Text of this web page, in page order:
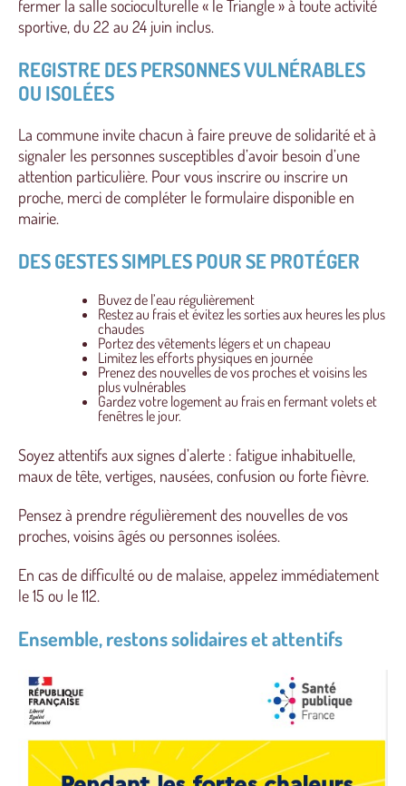
fermer la salle socioculturelle « le Triangle » à toute activité
sportive, du 22 au 24 juin inclus.
REGISTRE DES PERSONNES VULNÉRABLES
OU ISOLÉES
La commune invite chacun à faire preuve de solidarité et à
signaler les personnes susceptibles d’avoir besoin d’une
attention particulière. Pour vous inscrire ou inscrire un
proche, merci de compléter le formulaire disponible en
mairie.
DES GESTES SIMPLES POUR SE PROTÉGER
Buvez de l’eau régulièrement
Restez au frais et évitez les sorties aux heures les plus
chaudes
Portez des vêtements légers et un chapeau
Limitez les efforts physiques en journée
Prenez des nouvelles de vos proches et voisins les
plus vulnérables
Gardez votre logement au frais en fermant volets et
fenêtres le jour.
Soyez attentifs aux signes d’alerte : fatigue inhabituelle,
maux de tête, vertiges, nausées, confusion ou forte fièvre.
Pensez à prendre régulièrement des nouvelles de vos
proches, voisins âgés ou personnes isolées.
En cas de difficulté ou de malaise, appelez immédiatement
le 15 ou le 112.
Ensemble, restons solidaires et attentifs